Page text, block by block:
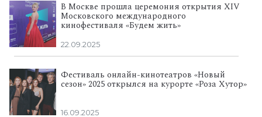
В Москве прошла церемония открытия XIV
Московского международного
кинофестиваля «Будем жить»
22.09.2025
Фестиваль онлайн-кинотеатров «Новый
сезон» 2025 открылся на курорте «Роза Хутор»
16.09.2025